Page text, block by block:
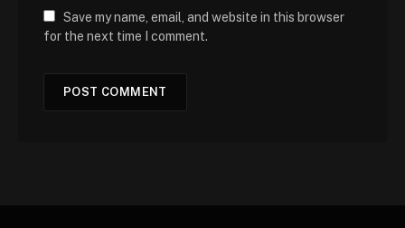
Save my name, email, and website in this browser
for the next time I comment.